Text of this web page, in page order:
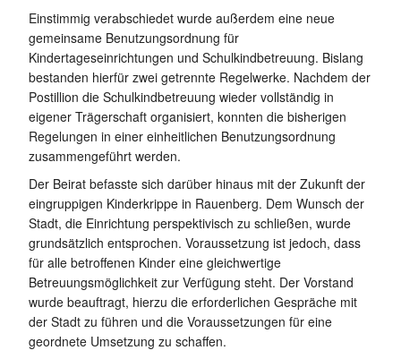
Einstimmig verabschiedet wurde außerdem eine neue
gemeinsame Benutzungsordnung für
Kindertageseinrichtungen und Schulkindbetreuung. Bislang
bestanden hierfür zwei getrennte Regelwerke. Nachdem der
Postillion die Schulkindbetreuung wieder vollständig in
eigener Trägerschaft organisiert, konnten die bisherigen
Regelungen in einer einheitlichen Benutzungsordnung
zusammengeführt werden.
Der Beirat befasste sich darüber hinaus mit der Zukunft der
eingruppigen Kinderkrippe in Rauenberg. Dem Wunsch der
Stadt, die Einrichtung perspektivisch zu schließen, wurde
grundsätzlich entsprochen. Voraussetzung ist jedoch, dass
für alle betroffenen Kinder eine gleichwertige
Betreuungsmöglichkeit zur Verfügung steht. Der Vorstand
wurde beauftragt, hierzu die erforderlichen Gespräche mit
der Stadt zu führen und die Voraussetzungen für eine
geordnete Umsetzung zu schaffen.